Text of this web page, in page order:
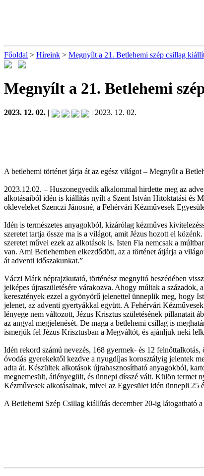
Főoldal > Híreink > Megnyílt a 21. Betlehemi szép csillag
Megnyílt a 21. Betlehemi
2023. 12. 02. | | 2023. 12. 02.
A betlehemi történet járja át az egész világot – Megnyílt a
2023.12.02. – Huszonegyedik alkalommal hirdette meg az
alkotásaiból idén is kiállítás nyílt a Szent István Hitoktatási és
okleveleket Szenczi Jánosné, a Fehérvári Kézművesek
Idén is természetes anyagokból, kizárólag kézműves
szeretet tartja össze ma is a világot, amit Jézus hozott el
szeretet művei ezek az alkotások is. Isten Fia nemcsak a
van. Ami Betlehemben elkezdődött, az a történet átjárja a
át adventi időszakunkat.”
Váczi Márk néprajzkutató, történész megnyitó beszédében
jelképes újraszületésére várakozva. Ahogy múltak a századok,
keresztények ezzel a gyönyörű jelenettel ünneplik meg, hogy
jelenet, az adventi gyertyákkal együtt. A Fehérvári
lényege nem változott, Jézus Krisztus születésének pillanatait
az angyal megjelenését. De maga a betlehemi csillag is
ismerjük fel Jézus Krisztusban a Megváltót, és ajánljuk neki
Idén rekord számú nevezés, 168 gyermek- és 12
óvodás gyerekektől kezdve a nyugdíjas korosztályig jelentek
adta át. Készültek alkotások újrahasznosítható anyagokból,
megnemesült, átlényegült, és ünnepi dísszé vált. Külön termet
Kézművesek alkotásainak, mivel az Egyesület idén ünnepli 25
A Betlehemi Szép Csillag kiállítás december 20-ig látogatható